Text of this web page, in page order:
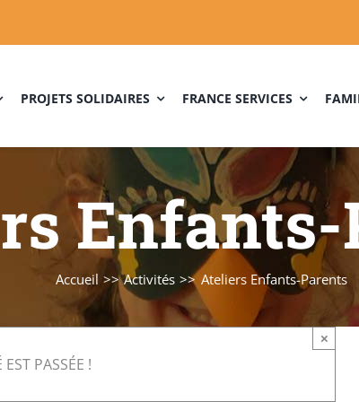
PROJETS SOLIDAIRES FRANCE SERVICES
Accueil Activités Ateliers Enfants-Parents
EST PASSÉE !
×